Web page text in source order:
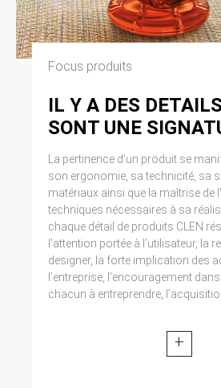
Focus produits
IL Y A DES
SONT UNE
La pertinence d’un produit se
son ergonomie, sa technicité, sa
matériaux ainsi que la maîtrise de
techniques nécessaires à sa
chaque détail de produits CLEN
l’attention portée à l’utilisateur, la
designer, la forte implication des
l’entreprise, l’encouragement
chacun à entreprendre,
+